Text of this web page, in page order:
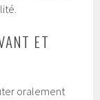
ET
oralement